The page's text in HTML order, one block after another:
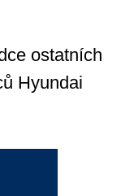
ostatních
Hyundai